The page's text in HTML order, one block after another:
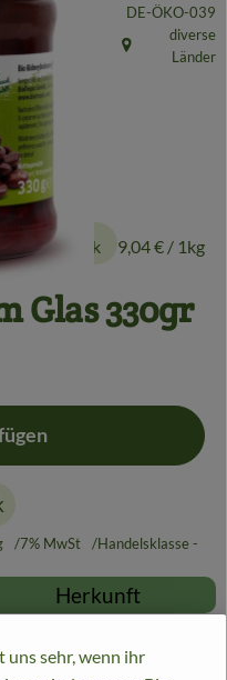
Glas 330gr
€/ Stück 9,04 € / 1kg
, Kontrollstelle:
DE-ÖKO-039
, Herkunft:
diverse
Länder
zum Warenkorb
7% MwSt Handelsklasse -
Herkunft
uns sehr, wenn ihr